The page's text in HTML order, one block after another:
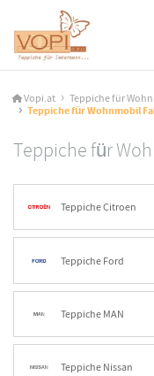
Vopi.at
Teppiche für
Teppiche für Wohnmobil
Teppiche für
Teppiche Citroen
Teppiche Ford
Teppiche MAN
Teppiche Nissan